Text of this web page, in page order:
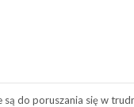
do poruszania się w